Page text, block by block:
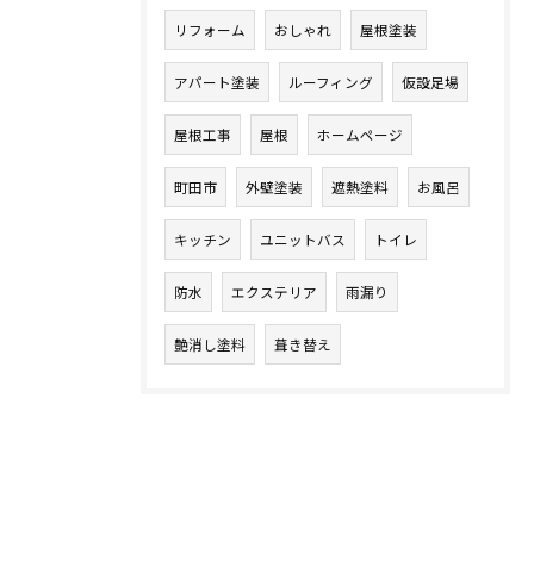
リフォーム おしゃれ 屋根塗装
アパート塗装 ルーフィング 仮設足場
屋根工事 屋根 ホームページ
町田市 外壁塗装 遮熱塗料 お風呂
キッチン ユニットバス トイレ
防水 エクステリア 雨漏り
艶消し塗料 葺き替え